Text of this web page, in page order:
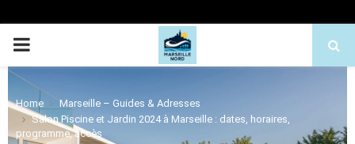
PRIMARY
MENU
Home
Marseille – Guides & Adresses
Salon Piscine et Jardin 2024 à Marseille : dates, horaires,
programme, accès